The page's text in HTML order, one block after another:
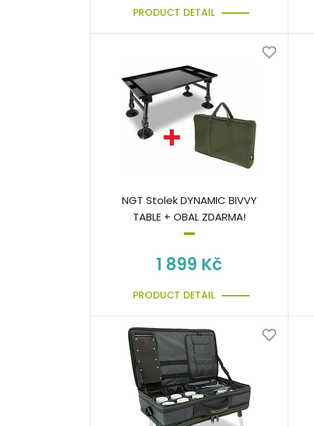
PRODUCT DETAIL
NGT Stolek DYNAMIC BIVVY
TABLE + OBAL ZDARMA!
1 899 Kč
PRODUCT DETAIL